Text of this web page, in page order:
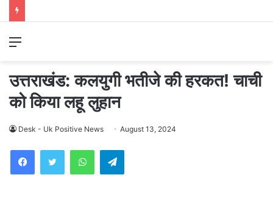
Menu
उत्तराखंड: कलयुगी भतीजे की हरकत! चाची
को किया लहू लुहान
Desk - Uk Positive News August 13, 2024
WhatsAppTelegram